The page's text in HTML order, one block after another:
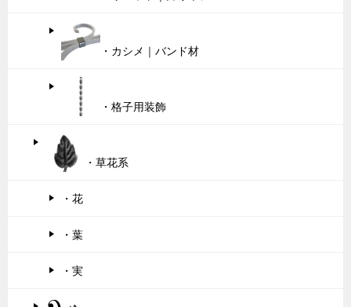
・カシメ｜バンド材
・格子用装飾
・草花系
・花
・葉
・実